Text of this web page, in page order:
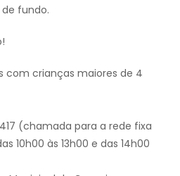
fundo.
com crianças maiores de 4
417 (chamada para a rede fixa
10h00 às 13h00 e das 14h00